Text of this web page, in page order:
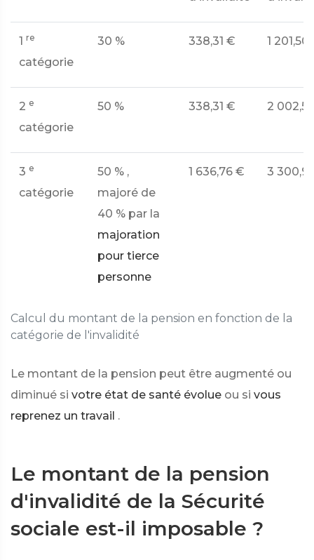
Calcul du montant de la pension en fonction de la
catégorie de l'invalidité
1 re
catégorie
30 % 338,31 € 1 201,50
2 e
catégorie
50 % 338,31 € 2
3 e
catégorie
50 % ,
majoré de
40 % par la
majoration
pour tierce
personne
1 636,76 € 3
Le montant de la pension peut être augmenté ou
diminué si votre état de santé évolue ou si vous
reprenez un travail .
Le montant de la pension
d'invalidité de la Sécurité
sociale est-il imposable ?